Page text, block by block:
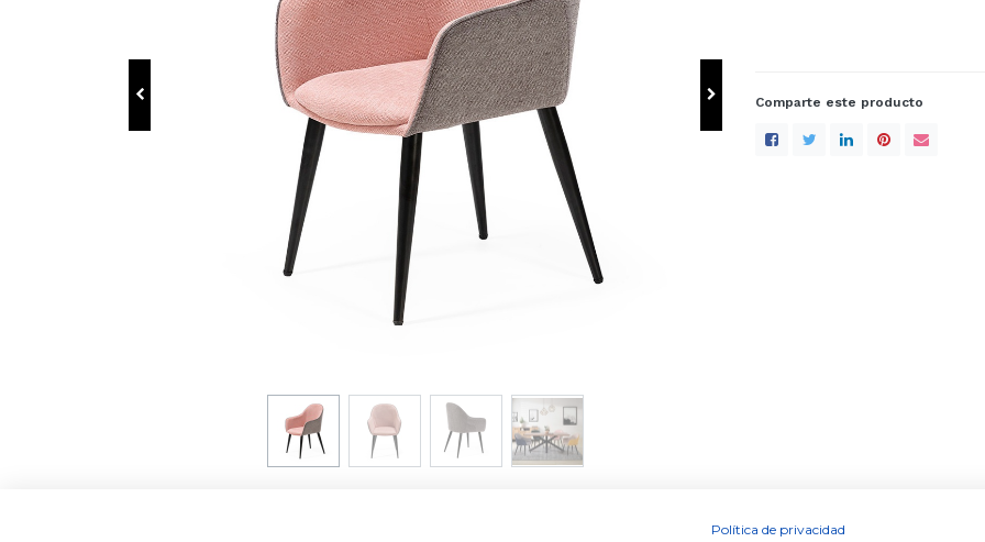
Comparte este producto
Política de Privacidad
Política de privacidad